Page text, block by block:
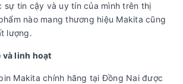
sự tin cậy và uy tín của mình trên thị
nào mang thương hiệu Makita cũng
lượng.
và linh hoạt
Makita chính hãng tại Đồng Nai được